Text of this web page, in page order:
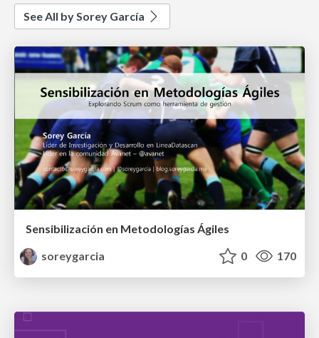
See All by Sorey García
Sensibilización en Metodologías Ágiles
soreygarcia
0 170